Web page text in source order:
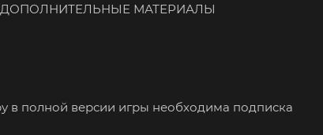
МАТЕРИАЛЫ
в полной версии игры необходима подписка